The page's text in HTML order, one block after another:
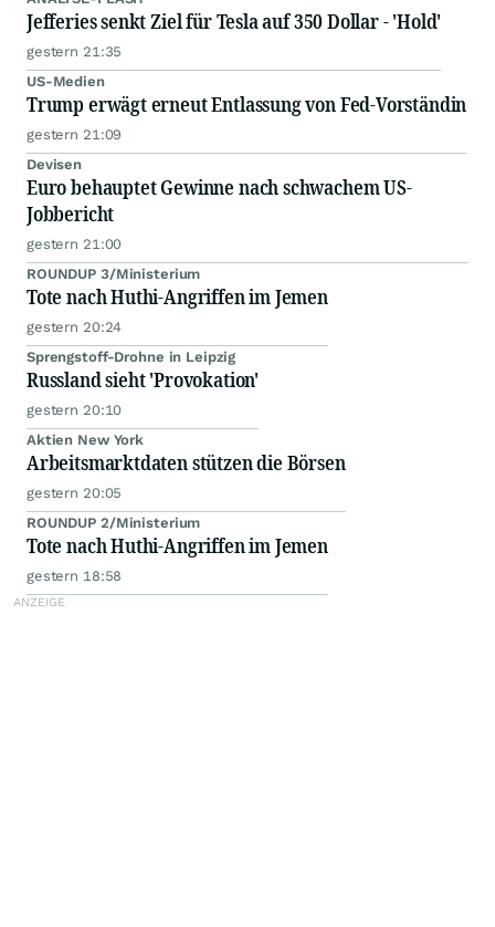
Jefferies senkt Ziel für Tesla auf 350 Dollar - 'Hold'
gestern 21:35
US-Medien
Trump erwägt erneut Entlassung von Fed-Vorständin
gestern 21:09
Devisen
Euro behauptet Gewinne nach schwachem US-
Jobbericht
gestern 21:00
ROUNDUP 3/Ministerium
Tote nach Huthi-Angriffen im Jemen
gestern 20:24
Sprengstoff-Drohne in Leipzig
Russland sieht 'Provokation'
gestern 20:10
Aktien New York
Arbeitsmarktdaten stützen die Börsen
gestern 20:05
ROUNDUP 2/Ministerium
Tote nach Huthi-Angriffen im Jemen
gestern 18:58